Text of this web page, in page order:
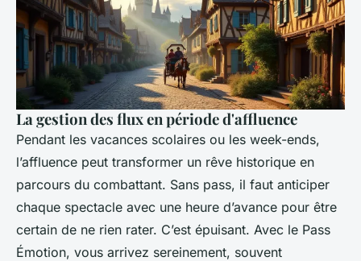
La gestion des flux en période d'affluence
Pendant les vacances scolaires ou les week-ends,
l’affluence peut transformer un rêve historique en
parcours du combattant. Sans pass, il faut anticiper
chaque spectacle avec une heure d’avance pour être
certain de ne rien rater. C’est épuisant. Avec le Pass
Émotion, vous arrivez sereinement, souvent